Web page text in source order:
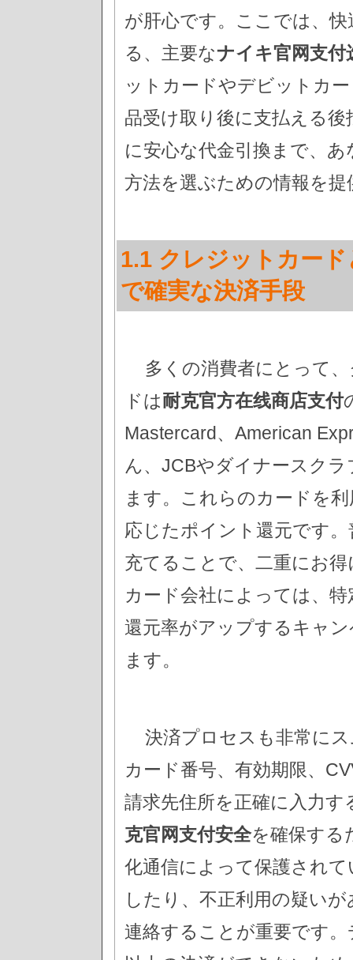
が肝心です。ここでは、
る、主要なナイキ官网支付
ットカードやデビットカ
品受け取り後に支払える
に安心な代金引換まで、
方法を選ぶための情報を提
1.1 クレジットカー
で確実な決済手段
多くの消費者にとって
ドは耐克官方在线商店支付
Mastercard、American
ん、JCBやダイナースク
ます。これらのカードを
応じたポイント還元です
充てることで、二重にお
カード会社によっては、
還元率がアップするキャ
ます。
決済プロセスも非常に
カード番号、有効期限、
請求先住所を正確に入力
克官网支付安全を確保する
化通信によって保護され
したり、不正利用の疑い
連絡することが重要です